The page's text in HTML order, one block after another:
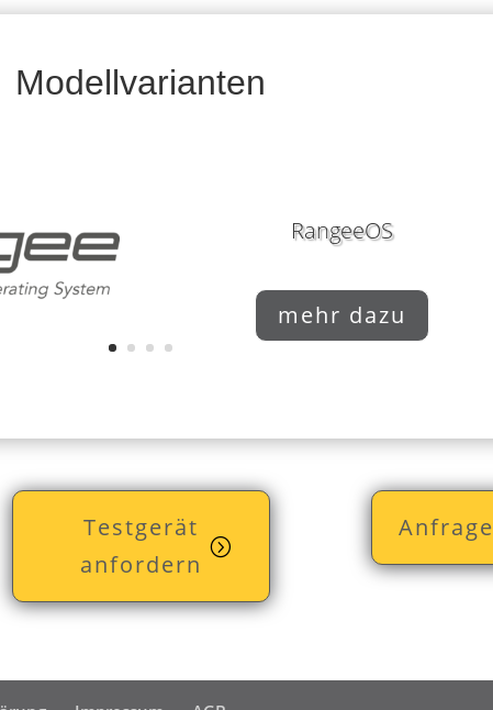
Modellvarianten
RangeeOS
mehr dazu
Testgerät
anfordern
Anfrage